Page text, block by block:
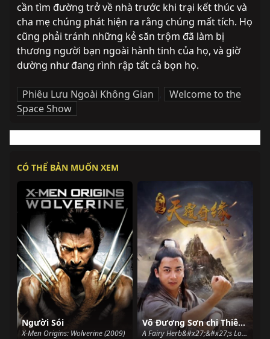
cần tìm đường trở về nhà trước khi trại kết thúc và
cha mẹ chúng phát hiện ra rằng chúng mất tích. Họ
cũng phải tránh những kẻ săn trộm đã làm bị
thương người bạn ngoài hành tinh của họ, và giờ
dường như đang rình rập tất cả bọn họ.
Phiêu Lưu Ngoài Không Gian ,
Welcome to the
Space Show
CÓ THỂ BẢN MUỐN XEM
Người Sói
X-Men Origins: Wolverine (2009)
Võ Đương Sơn chi Thiên lữ kỳ duyên
A Fairy Herb&#x27;&#x27;s Love (2018)